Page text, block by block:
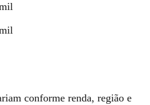
conforme renda, região e